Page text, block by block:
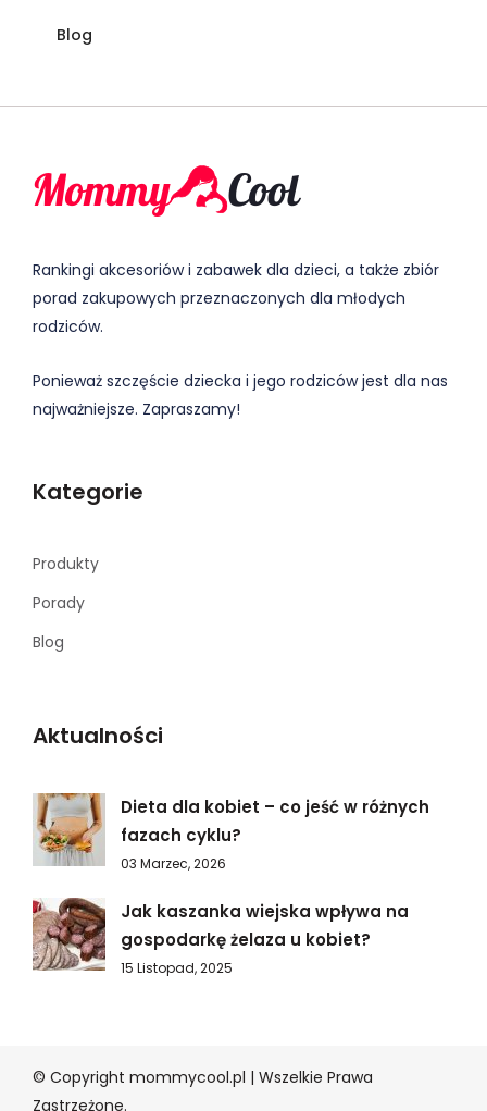
Blog
Rankingi akcesoriów i zabawek dla dzieci, a także zbiór
porad zakupowych przeznaczonych dla młodych
rodziców.
Ponieważ szczęście dziecka i jego rodziców jest dla nas
najważniejsze. Zapraszamy!
Kategorie
Produkty
Porady
Blog
Aktualności
Dieta dla kobiet – co jeść w różnych
fazach cyklu?
03 Marzec, 2026
Jak kaszanka wiejska wpływa na
gospodarkę żelaza u kobiet?
15 Listopad, 2025
© Copyright mommycool.pl | Wszelkie Prawa
Zastrzeżone.